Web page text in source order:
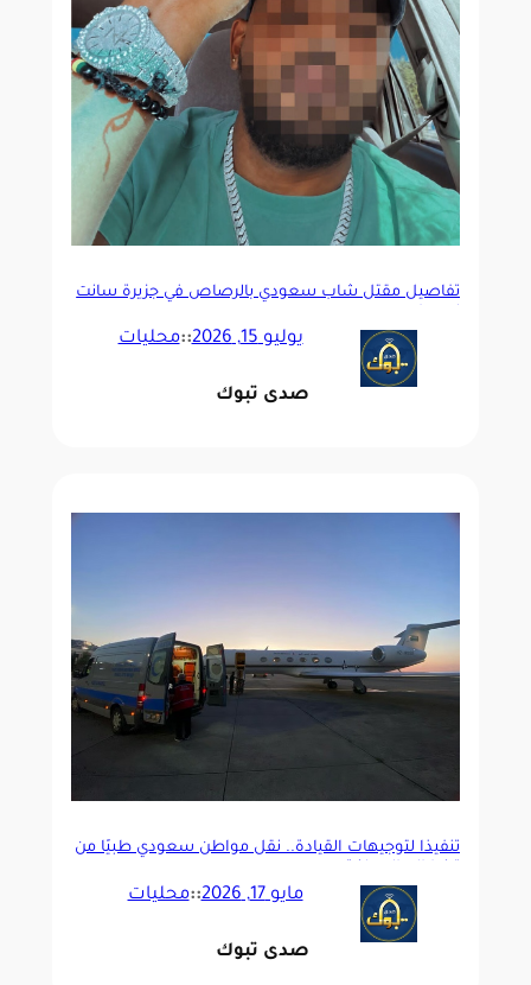
تفاصيل مقتل شاب سعودي بالرصاص في جزيرة سانت
يوليو 15, 2026 ::محليات
صدى تبوك
تنفيذًا لتوجيهات القيادة.. نقل مواطن سعودي طبيًا من
مايو 17, 2026 ::محليات
صدى تبوك